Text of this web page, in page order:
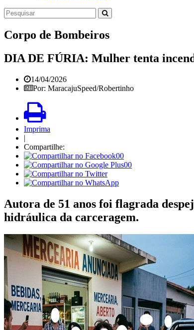
Corpo de Bombeiros
DIA DE FÚRIA: Mulher tenta
14/04/2026
Por: MaracajuSpeed/Robertinho
Imprima
|
Compartilhe:
00
00
Autora de 51 anos foi flagrada
hidráulica da carceragem.